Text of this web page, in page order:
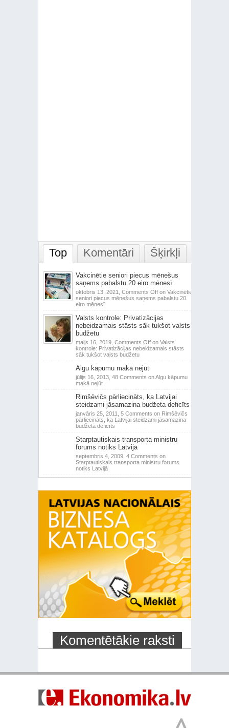
Top Komentāri Šķirkļi
Vakcinētie seniori piecus mēnešus
saņems pabalstu 20 eiro mēnesī
oktobris 13, 2021, Comments Offon Vakcinētie
seniori piecus mēnešus saņems pabalstu 20
eiro mēnesī
Valsts kontrole: Privatizācijas
nebeidzamais stāsts sāk tukšot valsts
budžetu
maijs 16, 2019, Comments Offon Valsts
kontrole: Privatizācijas nebeidzamais stāsts
sāk tukšot valsts budžetu
Algu kāpumu makā nejūt
jūlijs 16, 2013, 48 Comments on Algu kāpumu
makā nejūt
Rimšēvičs pārliecināts, ka Latvijai
steidzami jāsamazina budžeta deficīts
janvāris 25, 2011, 5 Comments on Rimšēvičs
pārliecināts, ka Latvijai steidzami jāsamazina
budžeta deficīts
Starptautiskais transporta ministru
forums notiks Latvijā
septembris 4, 2009, 4 Comments on
Starptautiskais transporta ministru forums
notiks Latvijā
Komentētākie raksti